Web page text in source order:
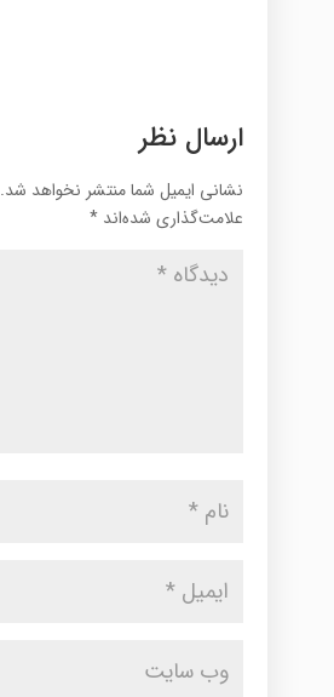
ارسال نظر
نشانی ایمیل شما منتشر نخواهد شد.
علامت‌گذاری شده‌اند *